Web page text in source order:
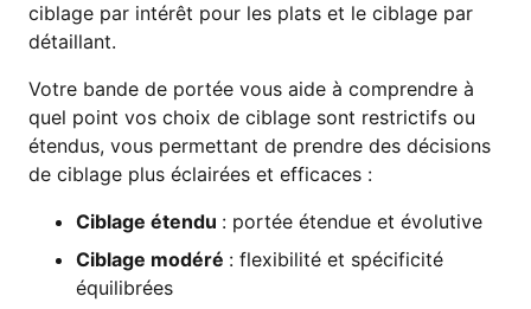
ciblage par intérêt pour les plats et le ciblage par
détaillant.
Votre bande de portée vous aide à comprendre à
quel point vos choix de ciblage sont restrictifs ou
étendus, vous permettant de prendre des décisions
de ciblage plus éclairées et efficaces :
Ciblage étendu : portée étendue et évolutive
Ciblage modéré : flexibilité et spécificité
équilibrées